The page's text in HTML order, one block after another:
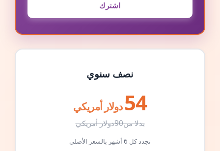
اشترك
نصف سنوي
54 دولار أمريكي
بدلا من90دولار أمريكي
تجدد كل 6 أشهر بالسعر الأصلي